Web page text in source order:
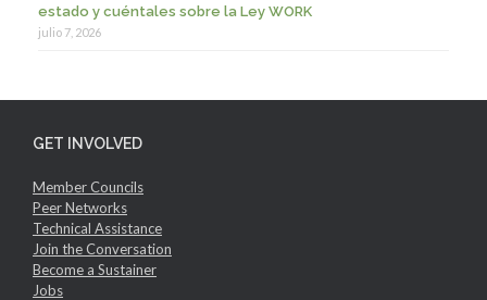
estado y cuéntales sobre la Ley WORK
julio 7, 2026
GET INVOLVED
Member Councils
Peer Networks
Technical Assistance
Join the Conversation
Become a Sustainer
Jobs